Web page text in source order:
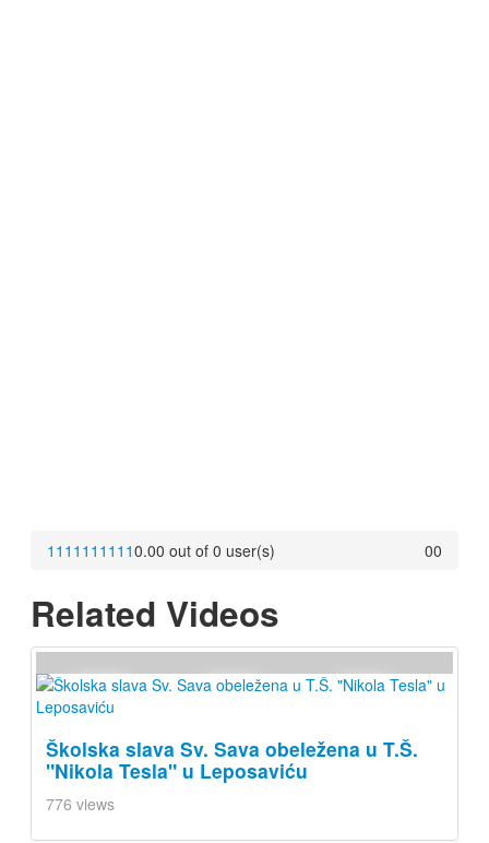
1 1 1 1 1 1 1 1 1 10.00 out of 0 user(s) 00
Related Videos
Školska slava Sv. Sava obeležena u T.Š.
"Nikola Tesla" u Leposaviću
776 views